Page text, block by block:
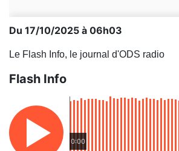
Du 17/10/2025 à 06h03
Le Flash Info, le journal d'ODS radio
Flash Info
0:00